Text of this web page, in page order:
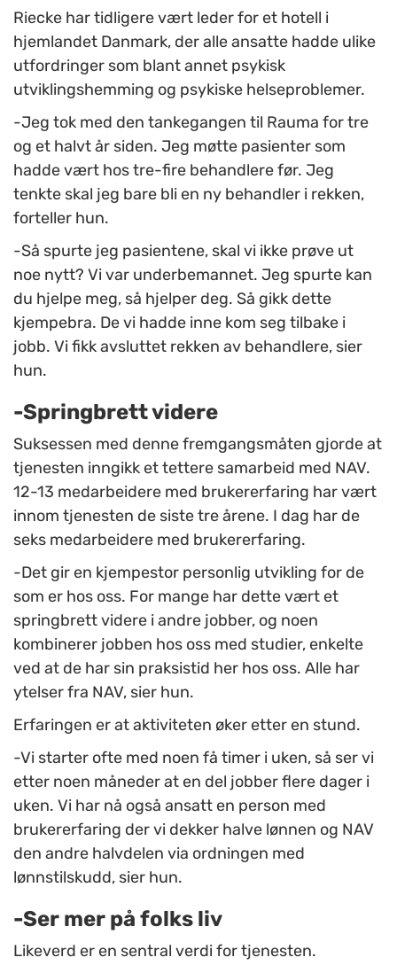
Riecke har tidligere vært leder for et hotell i
hjemlandet Danmark, der alle ansatte hadde ulike
utfordringer som blant annet psykisk
utviklingshemming og psykiske helseproblemer.
-Jeg tok med den tankegangen til Rauma for tre
og et halvt år siden. Jeg møtte pasienter som
hadde vært hos tre-fire behandlere før. Jeg
tenkte skal jeg bare bli en ny behandler i rekken,
forteller hun.
-Så spurte jeg pasientene, skal vi ikke prøve ut
noe nytt? Vi var underbemannet. Jeg spurte kan
du hjelpe meg, så hjelper deg. Så gikk dette
kjempebra. De vi hadde inne kom seg tilbake i
jobb. Vi fikk avsluttet rekken av behandlere, sier
hun.
-Springbrett videre
Suksessen med denne fremgangsmåten gjorde at
tjenesten inngikk et tettere samarbeid med NAV.
12-13 medarbeidere med brukererfaring har vært
innom tjenesten de siste tre årene. I dag har de
seks medarbeidere med brukererfaring.
-Det gir en kjempestor personlig utvikling for de
som er hos oss. For mange har dette vært et
springbrett videre i andre jobber, og noen
kombinerer jobben hos oss med studier, enkelte
ved at de har sin praksistid her hos oss. Alle har
ytelser fra NAV, sier hun.
Erfaringen er at aktiviteten øker etter en stund.
-Vi starter ofte med noen få timer i uken, så ser vi
etter noen måneder at en del jobber flere dager i
uken. Vi har nå også ansatt en person med
brukererfaring der vi dekker halve lønnen og NAV
den andre halvdelen via ordningen med
lønnstilskudd, sier hun.
-Ser mer på folks liv
Likeverd er en sentral verdi for tjenesten.